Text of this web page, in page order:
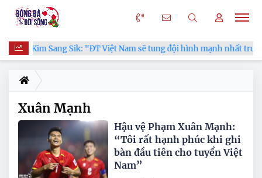
HLV Kim Sang Sik: "ĐT Việt Nam sẽ tung đội hình mạnh nhất
Xuân Mạnh
Hậu vệ Phạm Xuân Mạnh:
“Tôi rất hạnh phúc khi ghi
bàn đầu tiên cho tuyển Việt
Nam”